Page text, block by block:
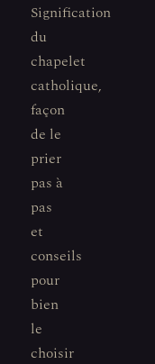
Signification
du
chapelet
catholique,
façon
de le
prier
pas à
pas
et
conseils
pour
bien
le
choisir